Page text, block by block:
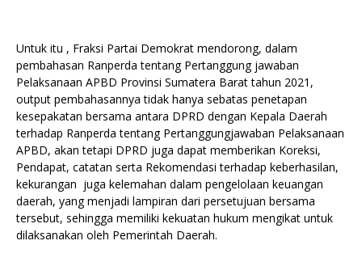
Untuk itu , Fraksi Partai Demokrat mendorong, dalam
pembahasan Ranperda tentang Pertanggung jawaban
Pelaksanaan APBD Provinsi Sumatera Barat tahun 2021,
output pembahasannya tidak hanya sebatas penetapan
kesepakatan bersama antara DPRD dengan Kepala Daerah
terhadap Ranperda tentang Pertanggungjawaban Pelaksanaan
APBD, akan tetapi DPRD juga dapat memberikan Koreksi,
Pendapat, catatan serta Rekomendasi terhadap keberhasilan,
kekurangan juga kelemahan dalam pengelolaan keuangan
daerah, yang menjadi lampiran dari persetujuan bersama
tersebut, sehingga memiliki kekuatan hukum mengikat untuk
dilaksanakan oleh Pemerintah Daerah.